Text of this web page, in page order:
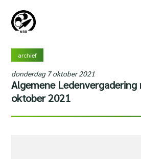
archief
donderdag 7 oktober 2021
Algemene Ledenvergadering
oktober 2021